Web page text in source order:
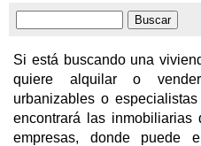
Si está buscando una
quiere alquilar o
urbanizables o
encontrará las
empresas, donde puede